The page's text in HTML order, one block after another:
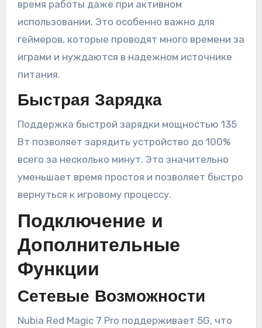
время работы даже при активном
использовании. Это особенно важно для
геймеров, которые проводят много времени за
играми и нуждаются в надежном источнике
питания.
Быстрая Зарядка
Поддержка быстрой зарядки мощностью 135
Вт позволяет зарядить устройство до 100%
всего за несколько минут. Это значительно
уменьшает время простоя и позволяет быстро
вернуться к игровому процессу.
Подключение и
Дополнительные
Функции
Сетевые Возможности
Nubia Red Magic 7 Pro поддерживает 5G, что